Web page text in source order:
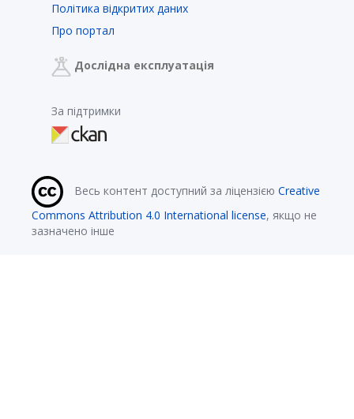
Політика відкритих даних
Про портал
Дослідна експлуатація
За підтримки
Весь контент доступний за ліцензією Creative
Commons Attribution 4.0 International license, якщо не
зазначено інше